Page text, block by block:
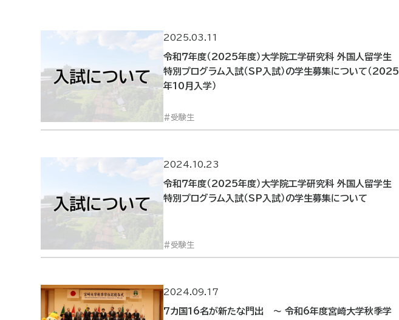
2025.03.11
令和７年度（2025年度）大学院工学研究科 外国人留学生
特別プログラム入試（SP入試）の学生募集について（2025
年10月入学）
受験生
2024.10.23
令和７年度（2025年度）大学院工学研究科 外国人留学生
特別プログラム入試（SP入試）の学生募集について
受験生
2024.09.17
7カ国16名が新たな門出 ～ 令和6年度宮崎大学秋季学